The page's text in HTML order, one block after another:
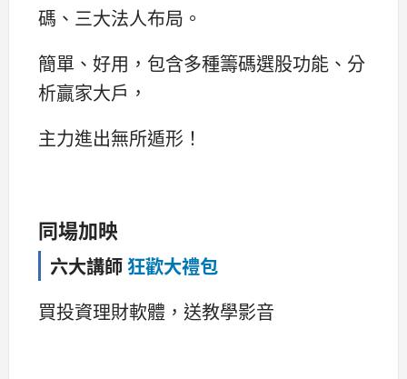
碼、三大法人布局。
簡單、好用，包含多種籌碼選股功能、分
析贏家大戶，
主力進出無所遁形！
同場加映
六大講師狂歡大禮包
買投資理財軟體，送教學影音